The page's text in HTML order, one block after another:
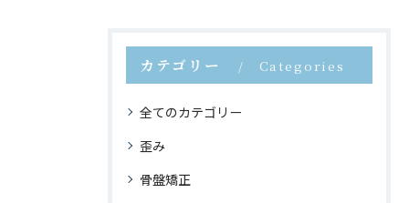
カテゴリー Categories
全てのカテゴリー
歪み
骨盤矯正